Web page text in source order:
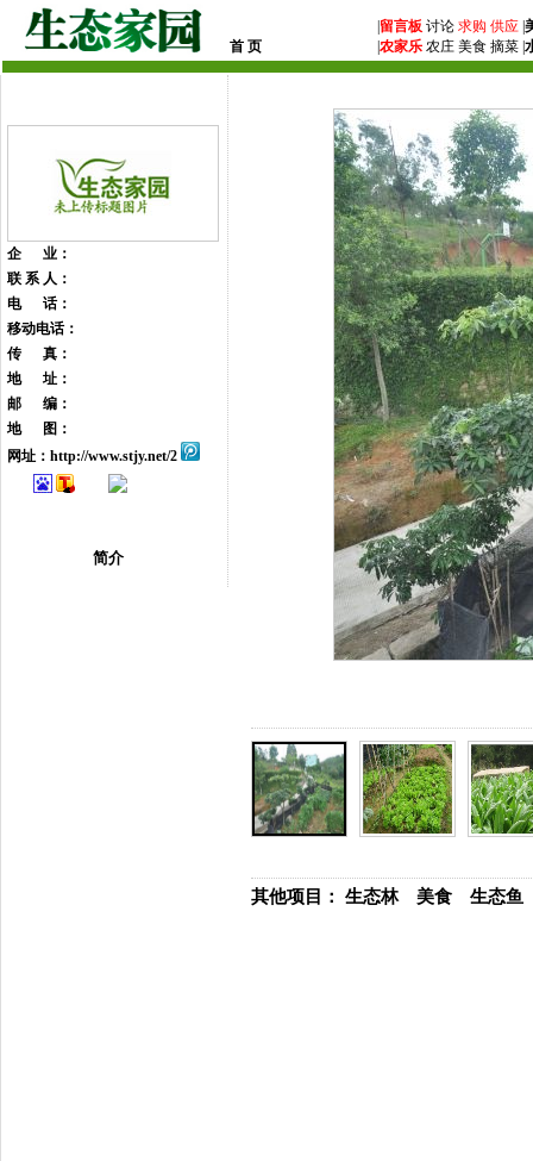
首 页
留言板 讨论 求购 供应
农家乐 农庄 美食 摘菜 |
企 业：
联 系 人：
电 话：
移动电话：
传 真：
地 址：
邮 编：
地 图：
网址： http://www.stjy.net/2
简介
其他项目： 生态林 美食 生态鱼